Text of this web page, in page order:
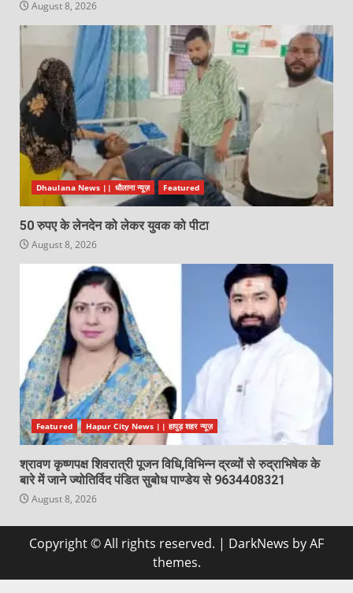
August 8, 2026
Dhaulana News || धौलाना न्यूज़ Featured
50 रुपए के लेनदेन को लेकर युवक को पीटा
August 8, 2026
Featured Hapur City News || हापुड़ शहर न्यूज़
श्रावण कृष्णपक्ष शिवरात्री पूजन विधि,विभिन्न द्रव्यों से रुद्राभिषेक के
बारे में जाने ज्योतिर्विद पंडित सुबोध पाण्डेय से 9634408321
August 8, 2026
Copyright © All rights reserved. | DarkNews by AF
themes.